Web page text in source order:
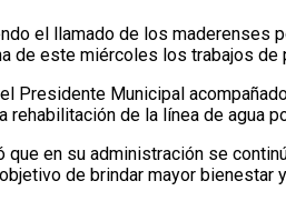
el llamado de los maderenses
de este miércoles los trabajos
Presidente Municipal
rehabilitación de la línea de agua
que en su administración se
de brindar mayor bienestar